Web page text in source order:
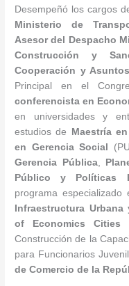
Desempeñó los cargos
Ministerio de
Asesor del Despacho
Construcción y
Cooperación y
Principal en el
conferencista en
en universidades y
estudios de
Maestría
en Gerencia Social
Gerencia Pública,
Público y Políticas
programa especializado
Infraestructura
of Economics Cities
Construcción de la
para Funcionarios
de Comercio de la